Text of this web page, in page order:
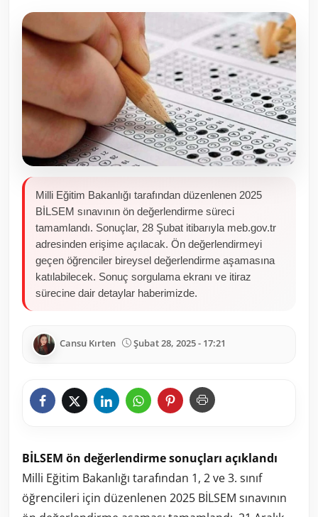
Sivil Toplum Kuruluşları
Kamu Kurumları ve Üst Kurullar
Resmi Reklamlar
Milli Eğitim Bakanlığı tarafından düzenlenen 2025
BİLSEM sınavının ön değerlendirme süreci
tamamlandı. Sonuçlar, 28 Şubat itibarıyla meb.gov.tr
adresinden erişime açılacak. Ön değerlendirmeyi
geçen öğrenciler bireysel değerlendirme aşamasına
katılabilecek. Sonuç sorgulama ekranı ve itiraz
sürecine dair detaylar haberimizde.
Cansu Kırten Şubat 28, 2025 - 17:21
BİLSEM ön değerlendirme sonuçları açıklandı
Milli Eğitim Bakanlığı tarafından 1, 2 ve 3. sınıf
öğrencileri için düzenlenen 2025 BİLSEM sınavının